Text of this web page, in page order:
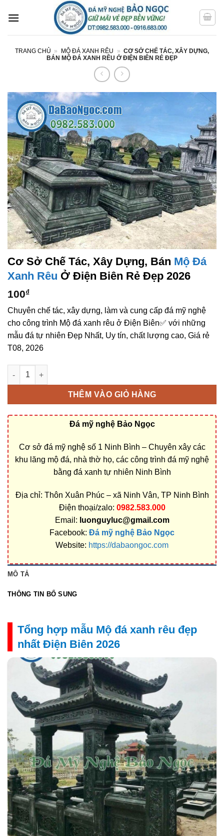
qua
TRANG CHỦ » MỘ ĐÁ XANH RÊU » CƠ SỞ CHẾ TÁC, XÂY DỰNG,
BÁN MỘ ĐÁ XANH RÊU Ở ĐIỆN BIÊN RẺ ĐẸP
Cơ Sở Chế Tác, Xây Dựng, Bán Mộ Đá
Xanh Rêu Ở Điện Biên Rẻ Đẹp 2026
100₫
Chuyên chế tác, xây dựng, làm và cung cấp đá mỹ nghệ
cho công trình Mộ đá xanh rêu ở Điện Biên✅ với những
mẫu đá tự nhiên Đẹp Nhất, Uy tín, chất lượng cao, Giá rẻ
T08, 2026
Cơ sở chế tác, xây dựng, bán Mộ đá xanh rêu ở Điện Biên rẻ
THÊM VÀO GIỎ HÀNG
Đá mỹ nghệ Bảo Ngọc
Cơ sở đá mỹ nghệ số 1 Ninh Bình – Chuyên xây các
khu lăng mộ đá, nhà thờ họ, các công trình đá mỹ nghệ
bằng đá xanh tự nhiên Ninh Bình
Địa chỉ: Thôn Xuân Phúc – xã Ninh Vân, TP Ninh Bình
Điện thoại/zalo: 0982.583.000
Email: luonguyluc@gmail.com
Facebook: Đá mỹ nghệ Bảo Ngọc
Website: https://dabaongoc.com
MÔ TẢ
THÔNG TIN BỔ SUNG
Tổng hợp mẫu Mộ đá xanh rêu đẹp
nhất Điện Biên 2026